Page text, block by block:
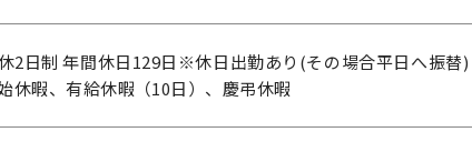
2日制 年間休日129日※休日出勤あり(その場合平日へ振替
休暇、有給休暇（10日）、慶弔休暇